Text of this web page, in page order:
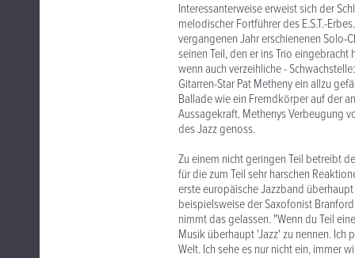
Interessanterweise erweist sich der
melodischer Fortführer des E.S.T.-
vergangenen Jahr erschienenen
seinen Teil, den er ins Trio
wenn auch verzeihliche -
Gitarren-Star Pat Metheny ein allzu
Ballade wie ein Fremdkörper auf der
Aussagekraft. Methenys Verbeugung
des Jazz genoss.
Zu einem nicht geringen Teil betreibt
für die zum Teil sehr harschen
erste europäische Jazzband
beispielsweise der Saxofonist
nimmt das gelassen. "Wenn du Teil
Musik überhaupt 'Jazz' zu nennen. Ich
Welt. Ich sehe es nur nicht ein, immer